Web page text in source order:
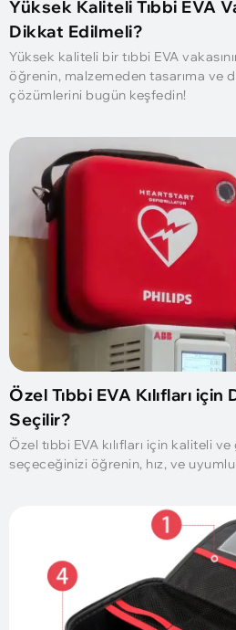
Yüksek Kaliteli Tıbbi EVA
Dikkat Edilmeli?
Yüksek kaliteli bir tıbbi EVA
öğrenin, malzemeden tasarıma ve
çözümlerini bugün keşfedin!
Özel Tıbbi EVA Kılıfları
Seçilir?
Özel tıbbi EVA kılıfları için kaliteli
seçeceğinizi öğrenin, hız, ve